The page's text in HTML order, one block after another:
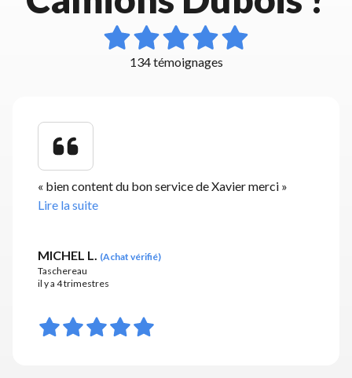
134 témoignages
« bien content du bon service de Xavier merci »
Lire la suite
MICHEL L. (Achat vérifié)
Taschereau
il y a 4 trimestres